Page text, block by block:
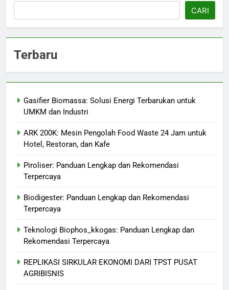
CARI
Terbaru
Gasifier Biomassa: Solusi Energi Terbarukan untuk
UMKM dan Industri
ARK 200K: Mesin Pengolah Food Waste 24 Jam untuk
Hotel, Restoran, dan Kafe
Piroliser: Panduan Lengkap dan Rekomendasi
Terpercaya
Biodigester: Panduan Lengkap dan Rekomendasi
Terpercaya
Teknologi Biophos_kkogas: Panduan Lengkap dan
Rekomendasi Terpercaya
REPLIKASI SIRKULAR EKONOMI DARI TPST PUSAT
AGRIBISNIS